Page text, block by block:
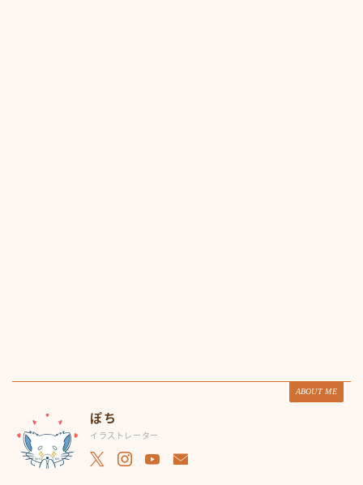
ABOUT ME
ぽち
イラストレーター